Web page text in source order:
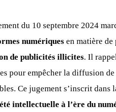
du 10 septembre 2024
numériques en matière
de publicités illicites. Il
pour empêcher la diffusion
Ce jugement s’inscrit dans
intellectuelle à l’ère du